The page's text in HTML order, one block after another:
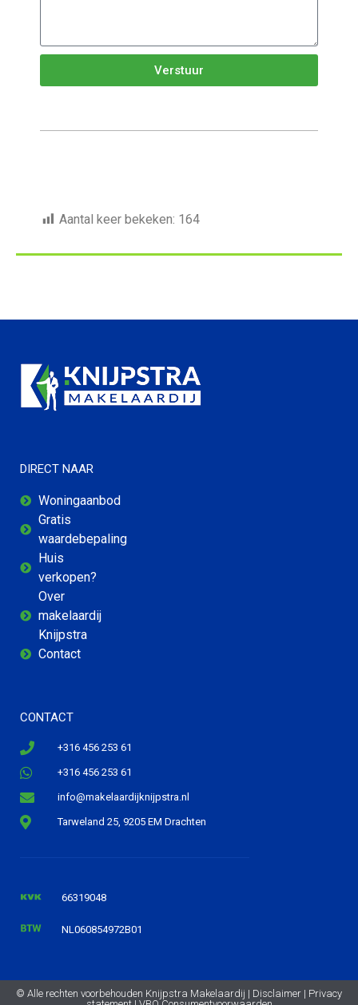
Verstuur
Aantal keer bekeken: 164
DIRECT NAAR
Woningaanbod
Gratis
waardebepaling
Huis
verkopen?
Over
makelaardij
Knijpstra
Contact
CONTACT
+316 456 253 61
+316 456 253 61
info@makelaardijknijpstra.nl
Tarweland 25, 9205 EM Drachten
66319048
NL060854972B01
© Alle rechten voorbehouden Knijpstra Makelaardij | Disclaimer | Privacy